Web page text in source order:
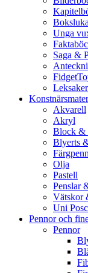
Unga
Saga &
Leksaker
Akvarell
Akryl
Block &
Blyerts
Olja
Pastell
Penslar
Vätskor
Uni
Pennor och
Pennor